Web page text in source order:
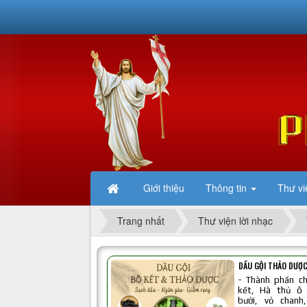
Giới thiệu Thông tin Thư
Trang nhất Thư viện lời nhạc